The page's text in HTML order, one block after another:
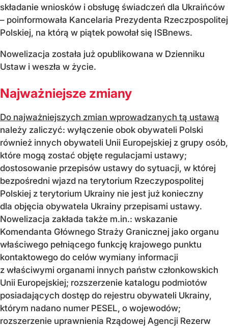
składanie wniosków i obsługę świadczeń dla Ukraińców
– poinformowała Kancelaria Prezydenta Rzeczpospolitej
Polskiej, na którą w piątek powołał się ISBnews.
Nowelizacja została już opublikowana w Dzienniku
Ustaw i weszła w życie.
Najważniejsze zmiany
Do najważniejszych zmian wprowadzanych tą ustawą
należy zaliczyć: wyłączenie obok obywateli Polski
również innych obywateli Unii Europejskiej z grupy osób,
które mogą zostać objęte regulacjami ustawy;
dostosowanie przepisów ustawy do sytuacji, w której
bezpośredni wjazd na terytorium Rzeczypospolitej
Polskiej z terytorium Ukrainy nie jest już konieczny
dla objęcia obywatela Ukrainy przepisami ustawy.
Nowelizacja zakłada także m.in.: wskazanie
Komendanta Głównego Straży Granicznej jako organu
właściwego pełniącego funkcję krajowego punktu
kontaktowego do celów wymiany informacji
z właściwymi organami innych państw członkowskich
Unii Europejskiej; rozszerzenie katalogu podmiotów
posiadających dostęp do rejestru obywateli Ukrainy,
którym nadano numer PESEL, o wojewodów;
rozszerzenie uprawnienia Rządowej Agencji Rezerw